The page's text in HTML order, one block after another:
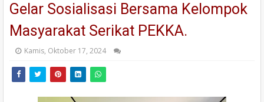
Gelar Sosialisasi Bersama Kelompok
Masyarakat Serikat PEKKA.
Kamis, Oktober 17, 2024